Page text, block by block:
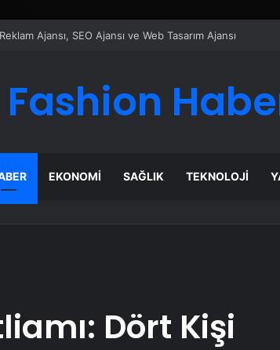
Taşımacılık Yazılımı
Fashion
EKONOMI SAĞLIK TEKNOLOJI
Dört Kişi